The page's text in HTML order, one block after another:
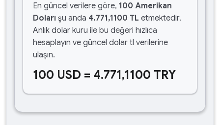
En güncel verilere göre, 100 Amerikan
Doları şu anda 4.771,1100 TL etmektedir.
Anlık dolar kuru ile bu değeri hızlıca
hesaplayın ve güncel dolar tl verilerine
ulaşın.
100 USD = 4.771,1100 TRY